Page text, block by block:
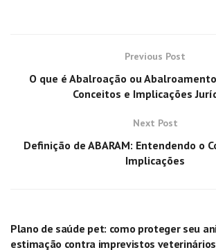
Previous Post
O que é Abalroação ou
Conceitos e Implicações
Next Post
Definição de ABARAM: Entendendo o
Implicações
Plano de saúde pet: como proteger seu
estimação contra imprevistos veterinários